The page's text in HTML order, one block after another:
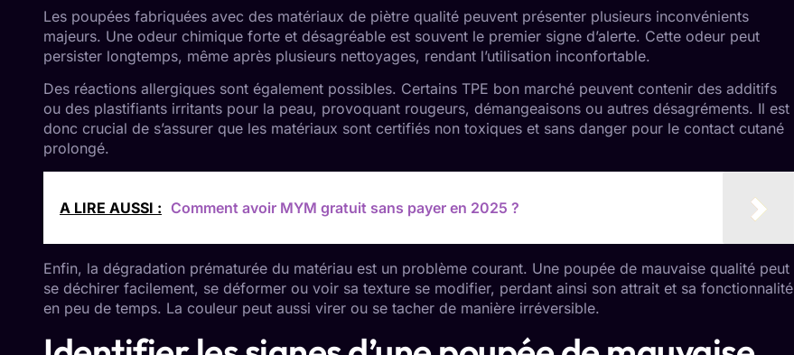
Les poupées fabriquées avec des matériaux de piètre qualité peuvent présenter plusieurs inconvénients
majeurs. Une odeur chimique forte et désagréable est souvent le premier signe d’alerte. Cette odeur peut
persister longtemps, même après plusieurs nettoyages, rendant l’utilisation inconfortable.
Des réactions allergiques sont également possibles. Certains TPE bon marché peuvent contenir des additifs
ou des plastifiants irritants pour la peau, provoquant rougeurs, démangeaisons ou autres désagréments. Il est
donc crucial de s’assurer que les matériaux sont certifiés non toxiques et sans danger pour le contact cutané
prolongé.
A LIRE AUSSI : Comment avoir MYM gratuit sans payer en 2025 ?
Enfin, la dégradation prématurée du matériau est un problème courant. Une poupée de mauvaise qualité peut
se déchirer facilement, se déformer ou voir sa texture se modifier, perdant ainsi son attrait et sa fonctionnalité
en peu de temps. La couleur peut aussi virer ou se tacher de manière irréversible.